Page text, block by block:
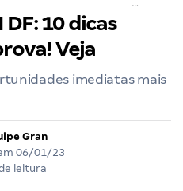
DF: 10 dicas
Veja
imediatas mais
Gran
06/01/23
leitura